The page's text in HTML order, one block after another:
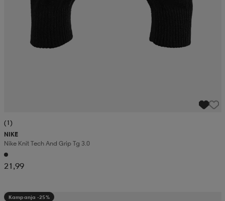
(1)
NIKE
Nike Knit Tech And Grip Tg 3.0
21,99
Kampanja -25%